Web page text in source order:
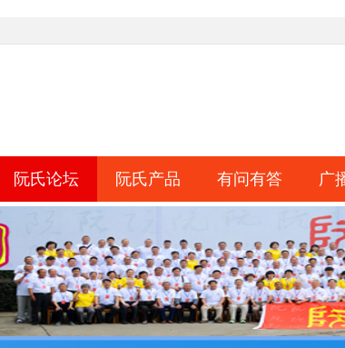
阮氏论坛 阮氏产品 有问有答 广
日志